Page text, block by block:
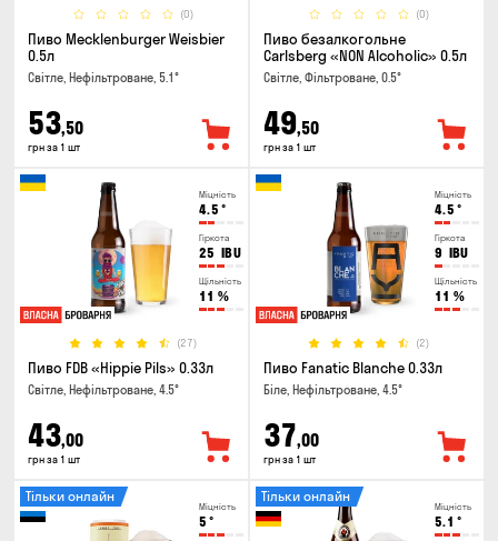
(0)
Пиво Mecklenburger Weisbier
0.5л
Світле, Нефільтроване, 5.1°
53,50
грн за 1 шт
(0)
Пиво безалкогольне
Carlsberg «NON Alcoholic» 0.5л
Світле, Фільтроване, 0.5°
49,50
грн за 1 шт
Міцність
4.5 °
Гіркота
25 IBU
Щільність
11 %
(27)
Пиво FDB «Hippie Pils» 0.33л
Світле, Нефільтроване, 4.5°
43,00
грн за 1 шт
Міцність
4.5 °
Гіркота
9 IBU
Щільність
11 %
(2)
Пиво Fanatic Blanche 0.33л
Біле, Нефільтроване, 4.5°
37,00
грн за 1 шт
Міцність
5 °
Тільки онлайн
Міцність
5.1 °
Тільки онлайн